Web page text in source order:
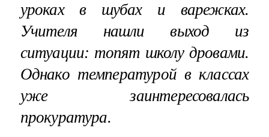
уроках в шубах и варежках.
Учителя нашли выход из
ситуации: топят школу дровами.
Однако температурой в классах
уже заинтересовалась
прокуратура.